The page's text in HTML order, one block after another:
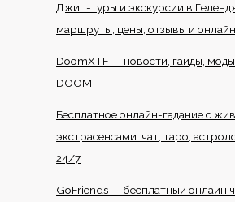
Джип-туры и экскурсии в
маршруты, цены, отзывы и
DoomXTF — новости, гайды, моды
DOOM
Бесплатное онлайн-гадание с
экстрасенсами: чат, таро,
24/7
GoFriends — бесплатный онлайн